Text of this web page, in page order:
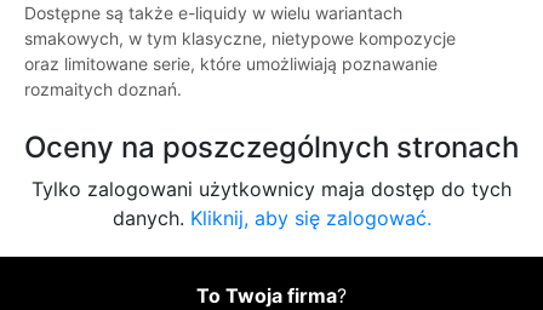
Dostępne są także e-liquidy w wielu wariantach
smakowych, w tym klasyczne, nietypowe kompozycje
oraz limitowane serie, które umożliwiają poznawanie
rozmaitych doznań.
Oceny na poszczególnych stronach
Tylko zalogowani użytkownicy maja dostęp do tych
danych. Kliknij, aby się zalogować.
To Twoja firma?